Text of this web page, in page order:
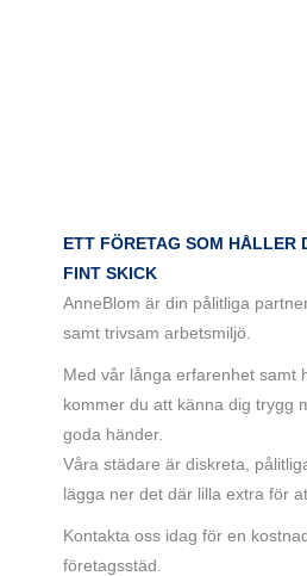
ETT FÖRETAG SOM HÅLLER
FINT SKICK
AnneBlom är din pålitliga
samt trivsam arbetsmiljö.
Med vår långa erfarenhet samt
kommer du att känna dig trygg
goda händer.
Våra städare är diskreta,
lägga ner det där lilla extra för
Kontakta oss idag för en
företagsstäd.